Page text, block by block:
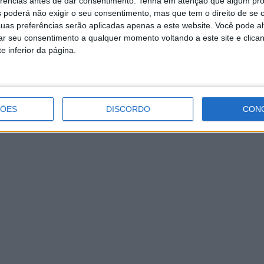
poderá não exigir o seu consentimento, mas que tem o direito de se
preferências serão aplicadas apenas a este website. Você pode
seu consentimento a qualquer momento voltando a este site e
inferior da página.
DISCORDO
são um modelo de organização que
hospitalares, centros de saúde e agrupamentos de
promoção da saúde, prestando melhores cuidados de